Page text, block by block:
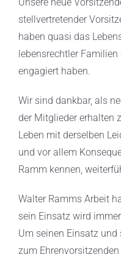
stellvertretender
haben quasi das
lebensrechtler
engagiert haben.
Wir sind dankbar, als
der Mitglieder erhalten
Leben mit derselben
und vor allem
Ramm kennen,
Walter Ramms Arbeit
sein Einsatz wird
Um seinen Einsatz und
zum